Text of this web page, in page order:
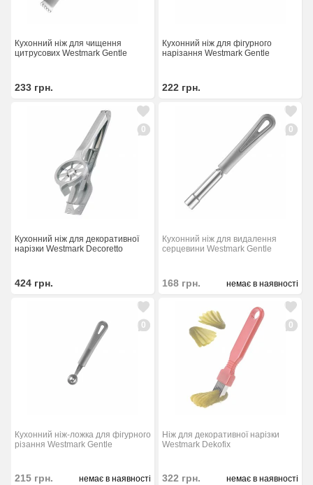
Кухонний ніж для чищення
цитрусових Westmark Gentle
233 грн.
Кухонний ніж для фігурного
нарізання Westmark Gentle
222 грн.
0
Кухонний ніж для декоративної
нарізки Westmark Decoretto
424 грн.
0
Кухонний ніж для видалення
серцевини Westmark Gentle
168 грн. немає в наявності
0
Кухонний ніж-ложка для фігурного
різання Westmark Gentle
215 грн. немає в наявності
0
Ніж для декоративної нарізки
Westmark Dekofix
322 грн. немає в наявності